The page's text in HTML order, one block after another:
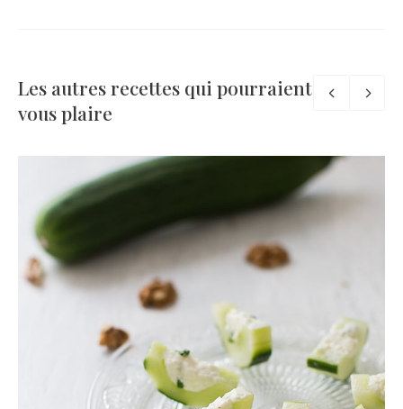
Les autres recettes qui pourraient
vous plaire